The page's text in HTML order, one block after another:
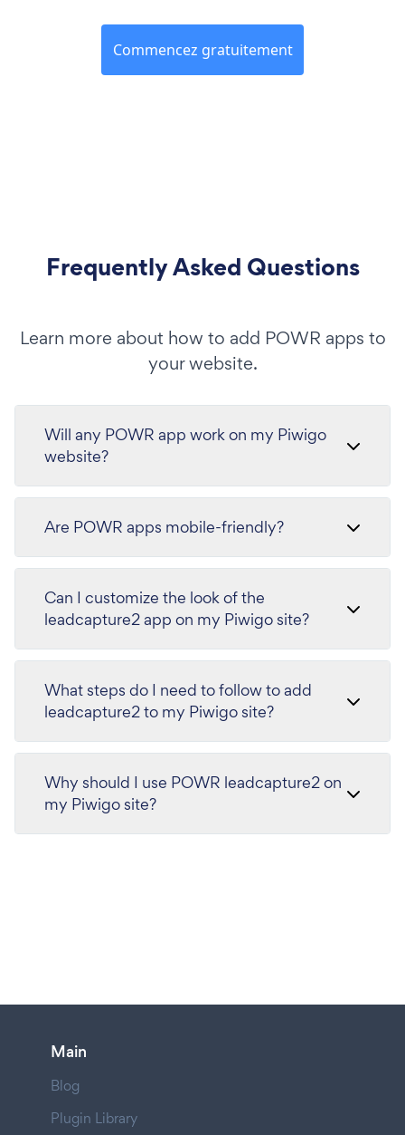
Commencez gratuitement
Frequently Asked Questions
Learn more about how to add POWR apps to
your website.
Will any POWR app work on my Piwigo
website?
Are POWR apps mobile-friendly?
Can I customize the look of the
leadcapture2 app on my Piwigo site?
What steps do I need to follow to add
leadcapture2 to my Piwigo site?
Why should I use POWR leadcapture2 on
my Piwigo site?
Main
Blog
Plugin Library